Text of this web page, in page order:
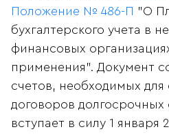
Положение № 486-П "О
бухгалтерского учета в
финансовых
применения". Документ
счетов, необходимых
договоров
вступает в силу 1 января